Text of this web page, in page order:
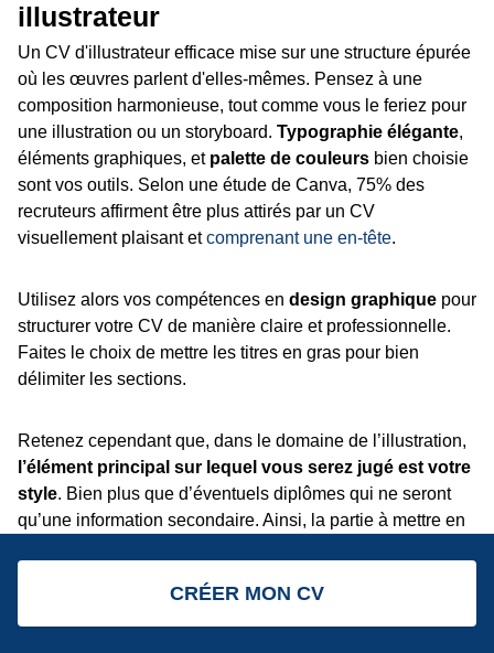
illustrateur
Un CV d'illustrateur efficace mise sur une structure épurée
où les œuvres parlent d'elles-mêmes. Pensez à une
composition harmonieuse, tout comme vous le feriez pour
une illustration ou un storyboard. Typographie élégante,
éléments graphiques, et palette de couleurs bien choisie
sont vos outils. Selon une étude de Canva, 75% des
recruteurs affirment être plus attirés par un CV
visuellement plaisant etcomprenant une en-tête.
Utilisez alors vos compétences en design graphique pour
structurer votre CV de manière claire et professionnelle.
Faites le choix de mettre les titres en gras pour bien
délimiter les sections.
Retenez cependant que, dans le domaine de l’illustration,
l’élément principal sur lequel vous serez jugé est votre
style. Bien plus que d’éventuels diplômes qui ne seront
qu’une information secondaire. Ainsi, la partie à mettre en
et vos liens vers les réseaux sociaux seront
le véritable chef-d'œuvre.
CRÉER MON CV